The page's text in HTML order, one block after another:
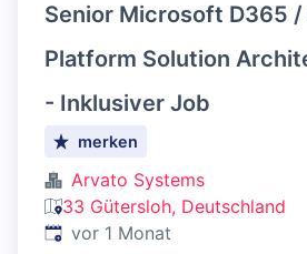
Senior Microsoft D365
Platform Solution
- Inklusiver Job
merken
Arvato Systems
33 Gütersloh, Deutschland
Veröffentlicht:
vor 1 Monat